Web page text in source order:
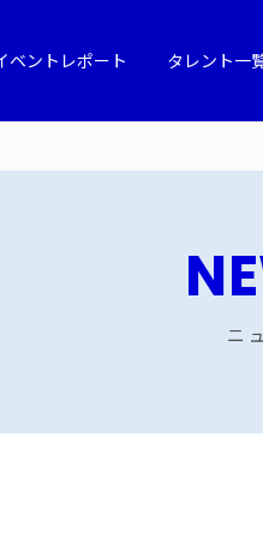
ベントレポート タレント一
ニ